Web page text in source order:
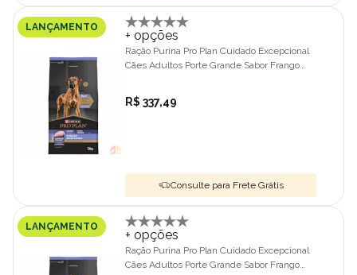
LANÇAMENTO
+ opções
Ração Purina Pro Plan Cuidado Excepcional
Cães Adultos Porte Grande Sabor Frango
R$ 337,49
Consulte para Frete Grátis
LANÇAMENTO
+ opções
Ração Purina Pro Plan Cuidado Excepcional
Cães Adultos Porte Grande Sabor Frango